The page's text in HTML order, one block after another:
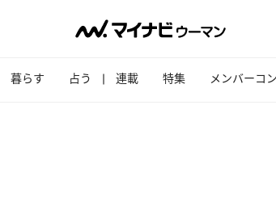
暮らす 占う 連載 特集 メンバーコ